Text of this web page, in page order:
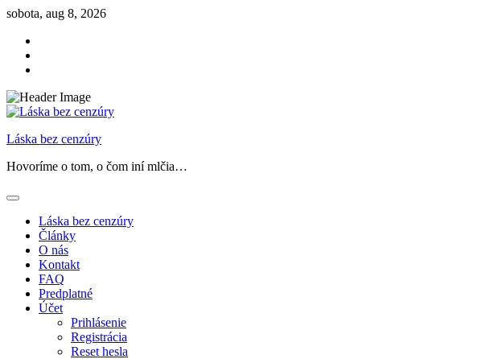
Skip
content
sobota, aug 8, 2026
Láska bez cenzúry
Hovoríme o tom, o čom iní mlčia…
Láska bez cenzúry
Články
O nás
Kontakt
FAQ
Predplatné
Účet
Prihlásenie
Registrácia
Reset hesla